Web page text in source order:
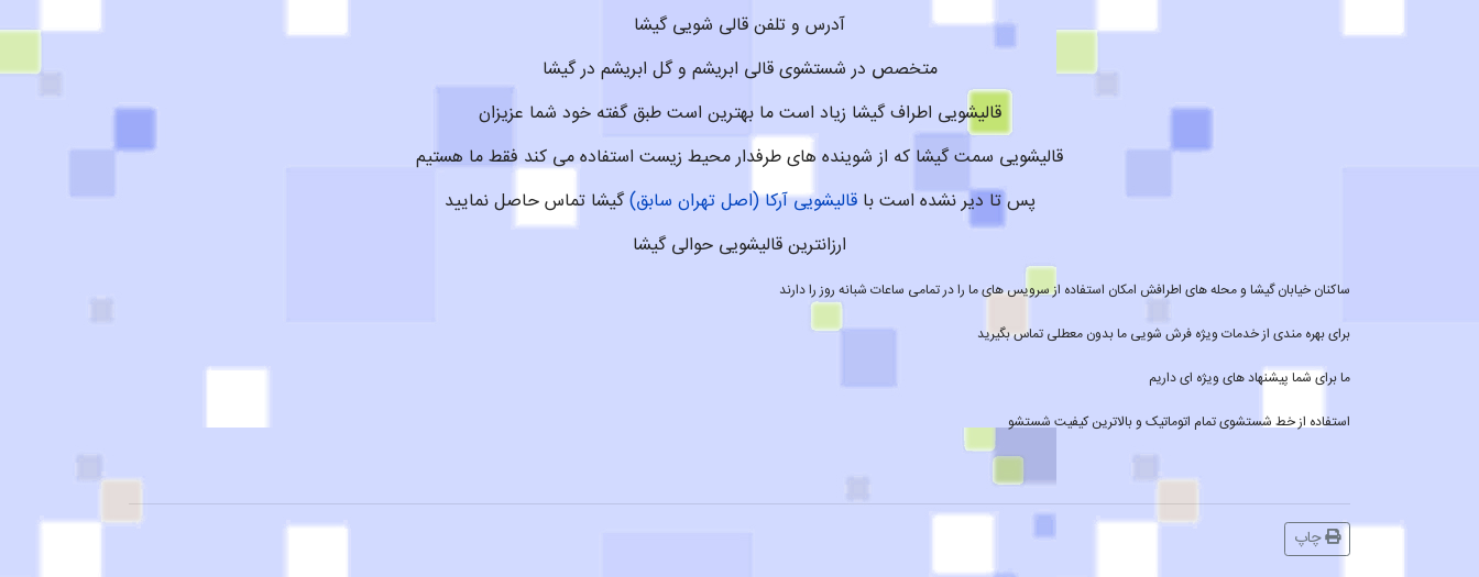
آدرس و تلفن قالی شویی گیشا
متخصص در شستشوی قالی ابریشم و گل ابریشم در گیشا
قالیشویی اطراف گیشا زیاد است ما بهترین است طبق گفته خود شما عزیزان
قالیشویی سمت گیشا که از شوینده های طرفدار محیط زیست استفاده می کند فقط ما هستیم
پس تا دیر نشده است باقالیشویی آرکا (اصل تهران سابق)گیشا تماس حاصل نمایید
ارزانترین قالیشویی حوالی گیشا
ساکنان خیابان گیشا و محله های اطرافش امکان استفاده از سرویس های ما را در تمامی ساعات شبانه روز را دارند
برای بهره مندی از خدمات ویژه فرش شویی ما بدون معطلی تماس بگیرید
ما برای شما پیشنهاد های ویژه ای داریم
استفاده از خط شستشوی تمام اتوماتیک و بالاترین کیفیت شستشو
چاپ